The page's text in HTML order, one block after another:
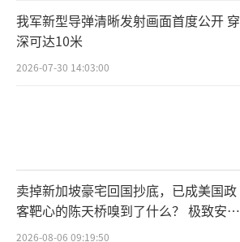
我军新型导弹清晰发射画面首度公开 穿
深可达10米
2026-07-30 14:03:00
卖掉新加坡豪宅回国抄底，已成美国政
客靶心的陈天桥嗅到了什么？ 极致安全
的追寻
2026-08-06 09:19:50